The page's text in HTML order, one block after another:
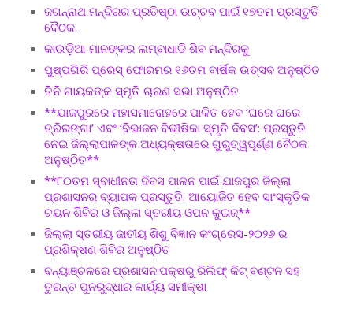
ଜଗନ୍ନାଥ ମନ୍ଦିରର ପ୍ରତିଷ୍ଠା ଉଚ୍ଚବ ପାଇଁ ୧୭ତମ ପ୍ରସ୍ତୁତି
ବୈଠକ.
କାଉଡ଼ିଆ ମାନଙ୍କର ଲମ୍ବାଧାଡି ଶିବ ମନ୍ଦିରକୁ
ପୁଷ୍ପଗିରି ପ୍ରେସ୍ ଫୋରମର ୧୬ତମ ବାର୍ଷିକ ଉତ୍ସବ ଅନୁଷ୍ଠିତ
ତିନି ଗାୟକଙ୍କ ସ୍ମୃତି ଚାରଣ ସଭା ଅନୁଷ୍ଠିତ
**ଯାଜପୁରରେ ମହାସମାରୋହରେ ପାଳିତ ହେବ ‘ଘରେ ଘରେ
ତ୍ରିରଙ୍ଗା’ ଏବଂ ‘ବିଭାଜନ ବିଭୀଷିକା ସ୍ମୃତି ଦିବସ’: ପ୍ରସ୍ତୁତି
ନେଇ ଜିଲ୍ଲାପାଳଙ୍କ ଅଧ୍ୟକ୍ଷତାରେ ଗୁରୁତ୍ୱପୂର୍ଣ୍ଣ ବୈଠକ
ଅନୁଷ୍ଠିତ**
**୮୦ତମ ସ୍ବାଧୀନତା ଦିବସ ପାଳନ ପାଇଁ ଯାଜପୁର ଜିଲ୍ଲା
ପ୍ରଶାସନର ବ୍ୟାପକ ପ୍ରସ୍ତୁତି: ଆୟୋଜିତ ହେବ ସାଂସ୍କୃତିକ
ଚୟନ ଶିବିର ଓ ଜିଲ୍ଲା ସ୍ତରୀୟ ଓପନ କୁଇଜ୍**
ଜିଲ୍ଲା ସ୍ତରୀୟ ଜାତୀୟ ଶିଶୁ ବିଜ୍ଞାନ କଂଗ୍ରେସ-୨୦୨୬ ର
ପ୍ରଶିକ୍ଷଣ ଶିବିର ଅନୁଷ୍ଠିତ
ବନ୍ୟାଞ୍ଚଳରେ ପ୍ରଶାସନ:ପକ୍ଷରୁ ରିଲିଫ୍ କିଟ୍ ବଣ୍ଟନ ସହ
ତୁରନ୍ତ ପୁନରୁଦ୍ଧାର କାର୍ଯ୍ୟ ସମୀକ୍ଷା